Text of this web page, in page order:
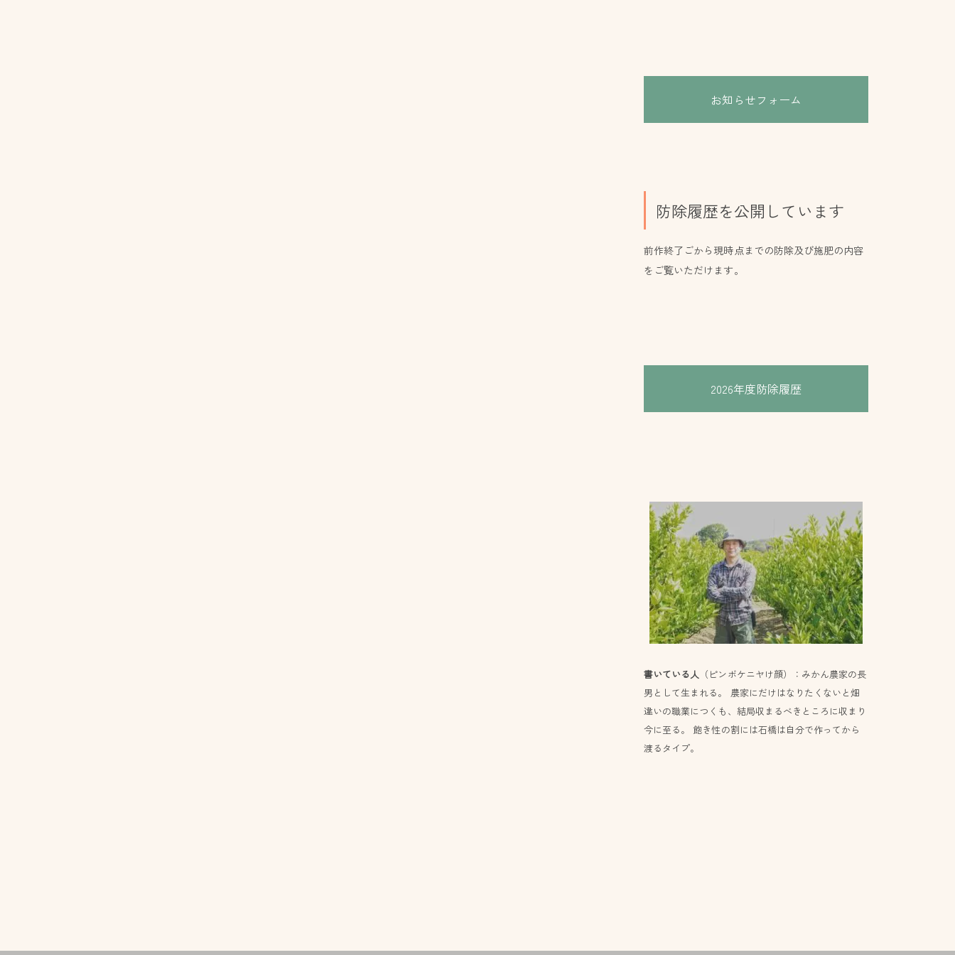
お知らせフォーム
防除履歴を公開しています
前作終了ごから現時点までの防除及び施肥の内容
をご覧いただけます。
2026年度防除履歴
書いている人 （ピンボケニヤけ顔）：みかん農家の長
男として生まれる。 農家にだけはなりたくないと畑
違いの職業につくも、結局収まるべきところに収まり
今に至る。 飽き性の割には石橋は自分で作ってから
渡るタイプ。